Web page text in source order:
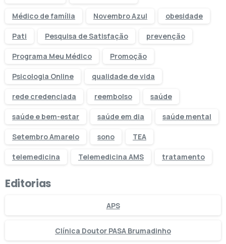
Médico de família Novembro Azul obesidade
Pati Pesquisa de Satisfação prevenção
Programa Meu Médico Promoção
Psicologia Online qualidade de vida
rede credenciada reembolso saúde
saúde e bem-estar saúde em dia saúde mental
Setembro Amarelo sono TEA
telemedicina Telemedicina AMS tratamento
Editorias
APS
Clínica Doutor PASA Brumadinho